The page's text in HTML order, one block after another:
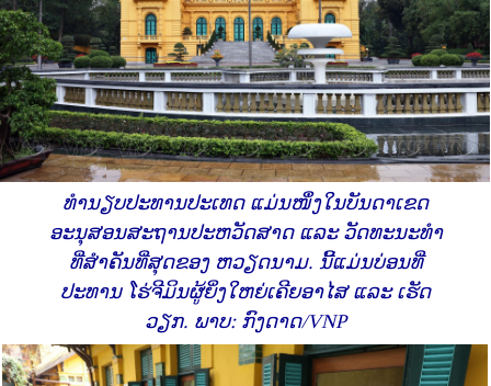
ທຳນຽບປະທານປະເທດ ແມ່ນໜຶ່ງໃນບັນດາເຂດ
ອະນຸສອນສະຖານປະຫວັດສາດ ແລະ ວັດທະນະທຳ
ທີ່ສຳຄັນທີ່ສຸດຂອງ ຫວຽດນາມ. ນີ້ແມ່ນບ່ອນທີ່
ປະທານ ໂຮ່ຈີມິນຜູ້ຍິ່ງໃຫຍ່ເຄີຍອາໄສ ແລະ ເຮັດ
ວຽກ. ພາບ: ກົງດາດ/VNP